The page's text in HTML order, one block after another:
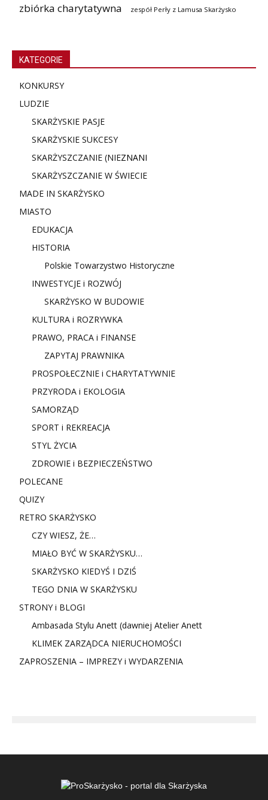
zbiórka charytatywna zespół Perły z Lamusa Skarżysko
KATEGORIE
KONKURSY
LUDZIE
SKARŻYSKIE PASJE
SKARŻYSKIE SUKCESY
SKARŻYSZCZANIE (NIEZNANI
SKARŻYSZCZANIE W ŚWIECIE
MADE IN SKARŻYSKO
MIASTO
EDUKACJA
HISTORIA
Polskie Towarzystwo Historyczne
INWESTYCJE i ROZWÓJ
SKARŻYSKO W BUDOWIE
KULTURA i ROZRYWKA
PRAWO, PRACA i FINANSE
ZAPYTAJ PRAWNIKA
PROSPOŁECZNIE i CHARYTATYWNIE
PRZYRODA i EKOLOGIA
SAMORZĄD
SPORT i REKREACJA
STYL ŻYCIA
ZDROWIE i BEZPIECZEŃSTWO
POLECANE
QUIZY
RETRO SKARŻYSKO
CZY WIESZ, ŻE…
MIAŁO BYĆ W SKARŻYSKU…
SKARŻYSKO KIEDYŚ I DZIŚ
TEGO DNIA W SKARŻYSKU
STRONY i BLOGI
Ambasada Stylu Anett (dawniej Atelier Anett
KLIMEK ZARZĄDCA NIERUCHOMOŚCI
ZAPROSZENIA – IMPREZY i WYDARZENIA